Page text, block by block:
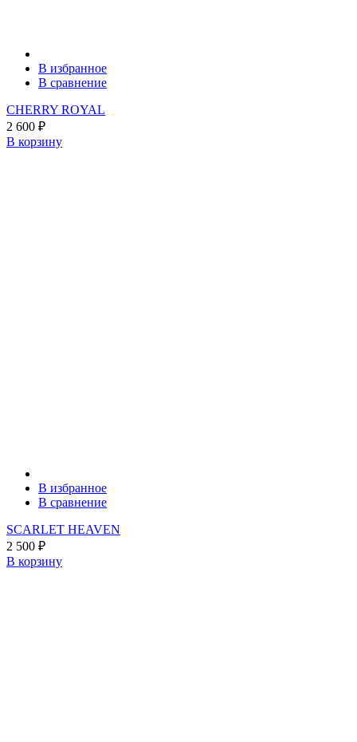
В избранное
В сравнение
CHERRY ROYAL
2 600 ₽
В корзину
В избранное
В сравнение
SCARLET HEAVEN
2 500 ₽
В корзину